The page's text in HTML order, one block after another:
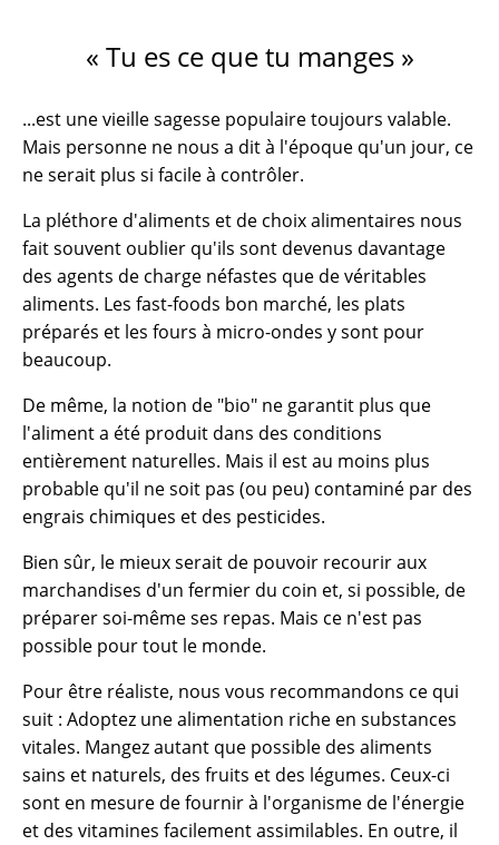
« Tu es ce que tu manges »
...est une vieille sagesse populaire toujours valable.
Mais personne ne nous a dit à l'époque qu'un jour, ce
ne serait plus si facile à contrôler.
La pléthore d'aliments et de choix alimentaires nous
fait souvent oublier qu'ils sont devenus davantage
des agents de charge néfastes que de véritables
aliments. Les fast-foods bon marché, les plats
préparés et les fours à micro-ondes y sont pour
beaucoup.
De même, la notion de "bio" ne garantit plus que
l'aliment a été produit dans des conditions
entièrement naturelles. Mais il est au moins plus
probable qu'il ne soit pas (ou peu) contaminé par des
engrais chimiques et des pesticides.
Bien sûr, le mieux serait de pouvoir recourir aux
marchandises d'un fermier du coin et, si possible, de
préparer soi-même ses repas. Mais ce n'est pas
possible pour tout le monde.
Pour être réaliste, nous vous recommandons ce qui
suit : Adoptez une alimentation riche en substances
vitales. Mangez autant que possible des aliments
sains et naturels, des fruits et des légumes. Ceux-ci
sont en mesure de fournir à l'organisme de l'énergie
et des vitamines facilement assimilables. En outre, il